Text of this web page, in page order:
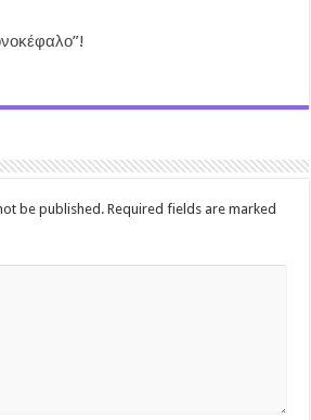
be published. Required fields are marked